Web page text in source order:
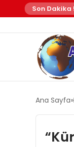
Son Dakika !
Ana Sayfa